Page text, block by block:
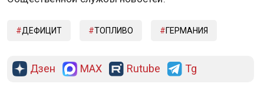
ДЕФИЦИТ ТОПЛИВО ГЕРМАНИЯ
Дзен MAX Rutube Tg